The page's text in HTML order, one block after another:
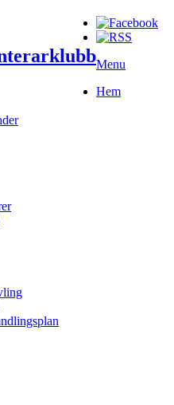
Menu
Hem